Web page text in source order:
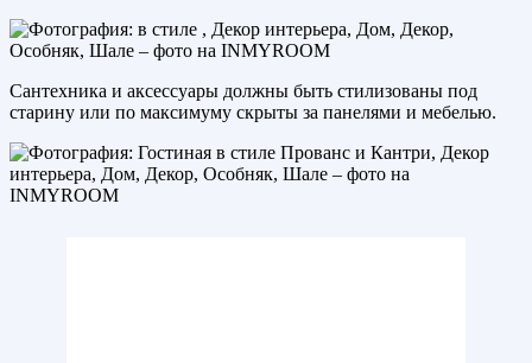
Сантехника и аксессуары должны быть стилизованы под
старину или по максимуму скрыты за панелями и мебелью.